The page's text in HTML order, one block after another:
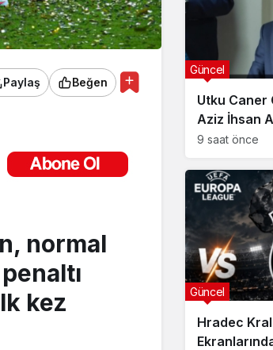
Paylaş Beğen
normal
kez
Utku Caner
Aziz İhsan
Gelişme
9 saat önce
Güncel
Hradec
Güncel